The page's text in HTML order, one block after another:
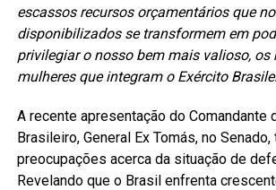
escassos recursos orçamentários que
disponibilizados se transformem em
privilegiar o nosso bem mais valioso, os
mulheres que integram o Exército
A recente apresentação do Comandante
Brasileiro, General Ex Tomás, no
preocupações acerca da situação de
Revelando que o Brasil enfrenta